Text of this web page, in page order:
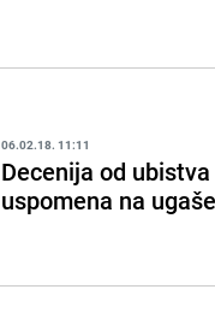
06.02.18. 11:11
Decenija od
uspomena na